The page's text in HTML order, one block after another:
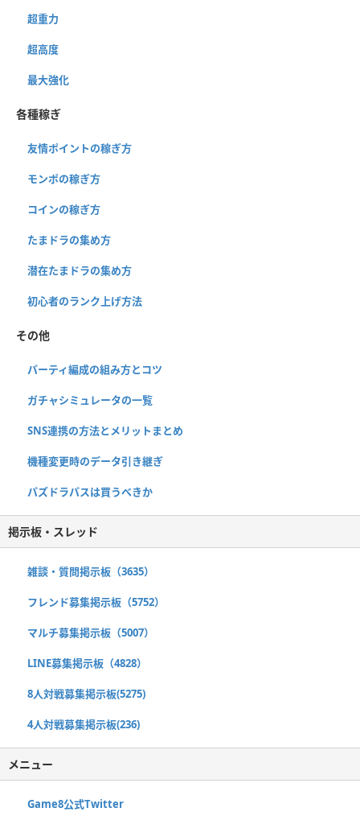
超重力
超高度
最大強化
各種稼ぎ
友情ポイントの稼ぎ方
モンポの稼ぎ方
コインの稼ぎ方
たまドラの集め方
潜在たまドラの集め方
初心者のランク上げ方法
その他
パーティ編成の組み方とコツ
ガチャシミュレータの一覧
SNS連携の方法とメリットまとめ
機種変更時のデータ引き継ぎ
パズドラパスは買うべきか
掲示板・スレッド
雑談・質問掲示板（3635）
フレンド募集掲示板（5752）
マルチ募集掲示板（5007）
LINE募集掲示板（4828）
8人対戦募集掲示板(5275)
4人対戦募集掲示板(236)
メニュー
Game8公式Twitter